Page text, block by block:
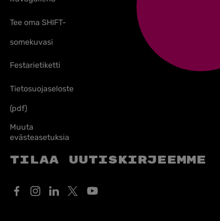
Tee oma SHIFT-
somekuvasi
Festarietiketti
Tietosuojaseloste
(pdf)
Muuta
evästeasetuksia
Tilaa uutiskirjeemme